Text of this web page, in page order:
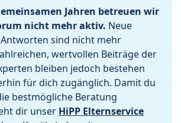
Jahren betreuen wir
nicht mehr aktiv. Neue
sind nicht mehr
wertvollen Beiträge der
bleiben jedoch bestehen
für dich zugänglich. Damit du
bestmögliche Beratung
dir unser HiPP Elternservice